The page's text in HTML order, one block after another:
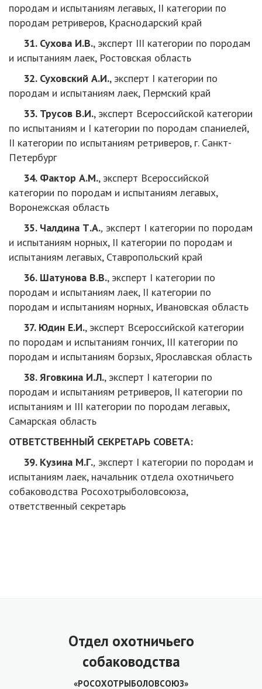
породам и испытаниям легавых, II категории по
породам ретриверов, Краснодарский край
31. Сухова И.В., эксперт III категории по породам
и испытаниям лаек, Ростовская область
32. Суховский А.И., эксперт I категории по
породам и испытаниям лаек, Пермский край
33. Трусов В.И., эксперт Всероссийской категории
по испытаниям и I категории по породам спаниелей,
II категории по испытаниям ретриверов, г. Санкт-
Петербург
34. Фактор А.М., эксперт Всероссийской
категории по породам и испытаниям легавых,
Воронежская область
35. Чалдина Т.А., эксперт I категории по породам
и испытаниям норных, II категории по породам и
испытаниям легавых, Ставропольский край
36. Шатунова В.В., эксперт I категории по
породам и испытаниям лаек, II категории по
породам и испытаниям норных, Ивановская область
37. Юдин Е.И., эксперт Всероссийской категории
по породам и испытаниям гончих, III категории по
породам и испытаниям борзых, Ярославская область
38. Яговкина И.Л., эксперт I категории по
породам и испытаниям ретриверов, II категории по
испытаниям и III категории по породам легавых,
Самарская область
ОТВЕТСТВЕННЫЙ СЕКРЕТАРЬ СОВЕТА:
39. Кузина М.Г., эксперт I категории по породам и
испытаниям лаек, начальник отдела охотничьего
собаководства Росохотрыболовсоюза,
ответственный секретарь
Отдел охотничьего
собаководства
«РОСОХОТРЫБОЛОВСОЮЗ»